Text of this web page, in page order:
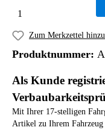
Zum Merkzettel
Produktnummer:
Als Kunde
Mit Ihrer 17-stelligen
Artikel zu Ihrem Fahrzeug